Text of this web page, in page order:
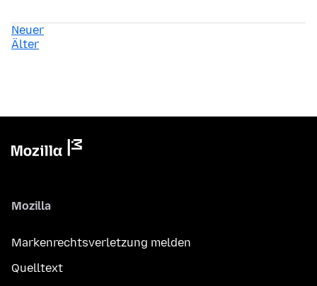
Neuer
Älter
Mozilla
Markenrechtsverletzung melden
Quelltext